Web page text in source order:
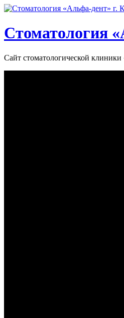
Стоматология
Сайт стоматологической